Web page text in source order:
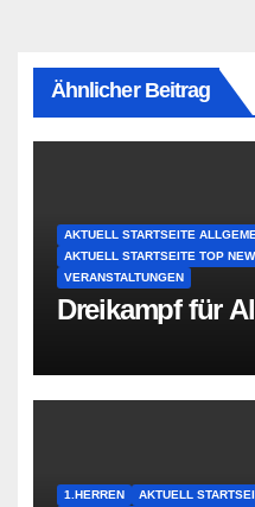
Ähnlicher Beitrag
AKTUELL STARTSEITE
AKTUELL STARTSEITE TOP
VERANSTALTUNGEN
Dreikampf für
1.HERREN
AKTUELL